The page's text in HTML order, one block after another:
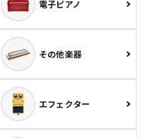
電子ピアノ
その他楽器
エフェクター